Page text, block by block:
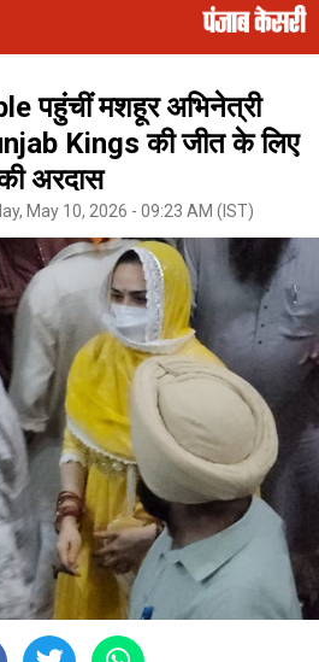
पहुंचीं मशहूर अभिनेत्री
Kings की जीत के लिए
अरदास
May 10, 2026 - 09:23 AM (IST)